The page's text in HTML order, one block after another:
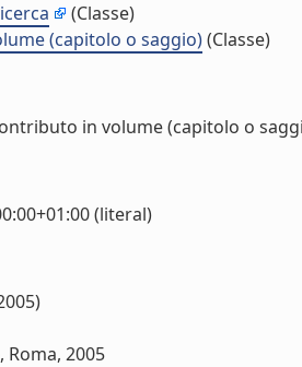
(Classe)
(capitolo o saggio)(Classe)
in volume (capitolo o
(literal)
2005